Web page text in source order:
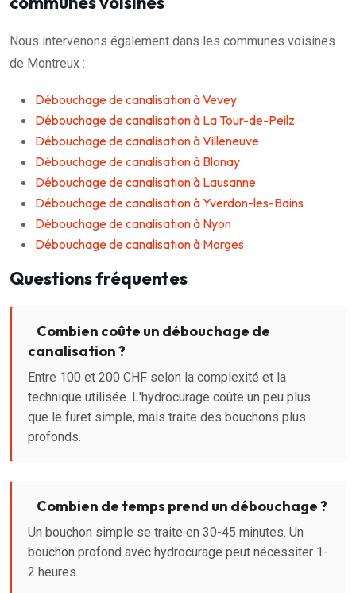
Nous intervenons également dans les communes voisines
de Montreux :
Débouchage de canalisation à Vevey
Débouchage de canalisation à La Tour-de-Peilz
Débouchage de canalisation à Villeneuve
Débouchage de canalisation à Blonay
Débouchage de canalisation à Lausanne
Débouchage de canalisation à Yverdon-les-Bains
Débouchage de canalisation à Nyon
Débouchage de canalisation à Morges
Questions fréquentes
Combien coûte un débouchage de
canalisation ?
Entre 100 et 200 CHF selon la complexité et la
technique utilisée. L'hydrocurage coûte un peu plus
que le furet simple, mais traite des bouchons plus
profonds.
Combien de temps prend un débouchage ?
Un bouchon simple se traite en 30-45 minutes. Un
bouchon profond avec hydrocurage peut nécessiter 1-
2 heures.